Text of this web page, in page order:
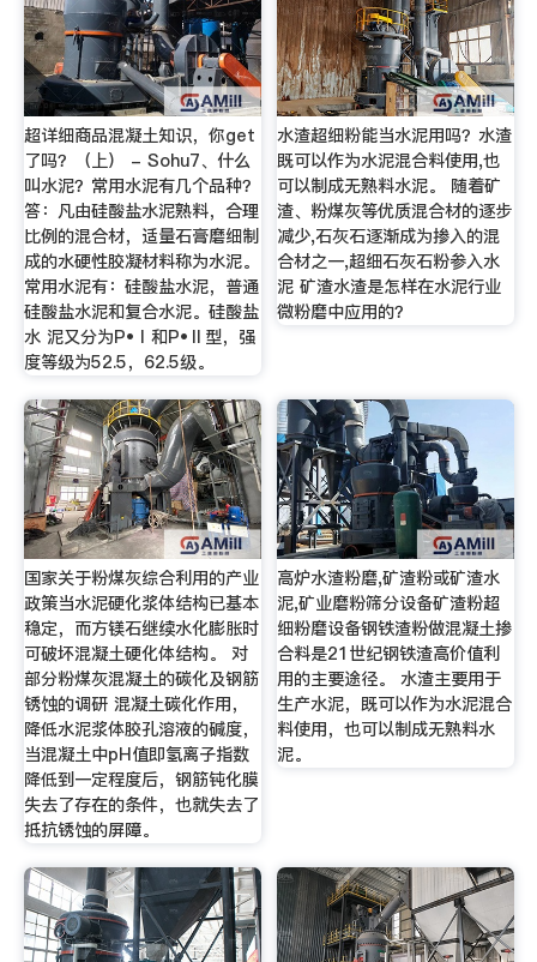
超详细商品混凝土知识，你get
了吗？（上） - Sohu7、什么
叫水泥？常用水泥有几个品种？
答：凡由硅酸盐水泥熟料，合理
比例的混合材，适量石膏磨细制
成的水硬性胶凝材料称为水泥。
常用水泥有：硅酸盐水泥，普通
硅酸盐水泥和复合水泥。硅酸盐
水 泥又分为P•Ⅰ和P•Ⅱ型，强
度等级为52.5，62.5级。
水渣超细粉能当水泥用吗？水渣
既可以作为水泥混合料使用,也
可以制成无熟料水泥。 随着矿
渣、粉煤灰等优质混合材的逐步
减少,石灰石逐渐成为掺入的混
合材之一,超细石灰石粉参入水
泥 矿渣水渣是怎样在水泥行业
微粉磨中应用的？
国家关于粉煤灰综合利用的产业
政策当水泥硬化浆体结构已基本
稳定，而方镁石继续水化膨胀时
可破坏混凝土硬化体结构。 对
部分粉煤灰混凝土的碳化及钢筋
锈蚀的调研 混凝土碳化作用，
降低水泥浆体胶孔溶液的碱度，
当混凝土中pH值即氢离子指数
降低到一定程度后，钢筋钝化膜
失去了存在的条件，也就失去了
抵抗锈蚀的屏障。
高炉水渣粉磨,矿渣粉或矿渣水
泥,矿业磨粉筛分设备矿渣粉超
细粉磨设备钢铁渣粉做混凝土掺
合料是21世纪钢铁渣高价值利
用的主要途径。 水渣主要用于
生产水泥，既可以作为水泥混合
料使用，也可以制成无熟料水
泥。